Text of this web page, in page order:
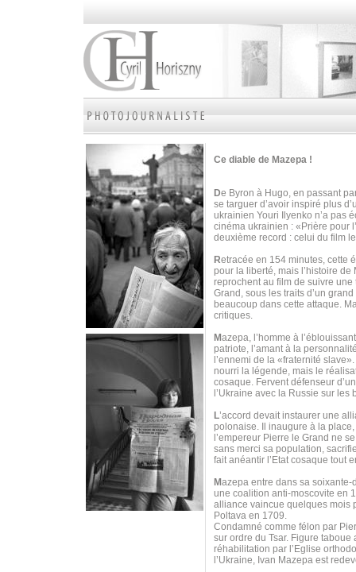
Ce diable de Mazepa !
De Byron à Hugo, en passant
se targuer d’avoir inspiré plus
ukrainien Youri Ilyenko n’a pas
cinéma ukrainien : «Prière pour
deuxième record : celui du film
Retracée en 154 minutes, cette
pour la liberté, mais l’histoire
reprochent au film de suivre
Grand, sous les traits d’un
beaucoup dans cette attaque.
critiques.
Mazepa, l’homme à
patriote, l’amant à la
l’ennemi de la «fraternité
nourri la légende, mais le
cosaque. Fervent défenseur
l’Ukraine avec la Russie sur
L’accord devait instaurer une
polonaise. Il inaugure à la
l’empereur Pierre le Grand ne
sans merci sa population,
fait anéantir l’Etat cosaque tout
Mazepa entre dans sa soixante-
une coalition anti-moscovite en
alliance vaincue quelques mois
Poltava en 1709.
Condamné comme félon par
sur ordre du Tsar. Figure
réhabilitation par l’Eglise
l’Ukraine, Ivan Mazepa est